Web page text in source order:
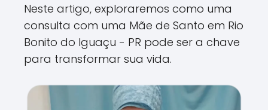
Neste artigo, exploraremos como uma
consulta com uma Mãe de Santo em Rio
Bonito do Iguaçu - PR pode ser a chave
para transformar sua vida.